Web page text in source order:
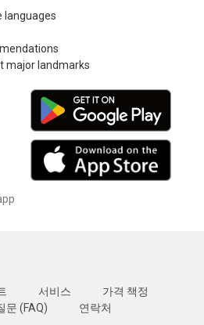
languages
major landmarks
서비스
가격 책정
문 (FAQ)
연락처